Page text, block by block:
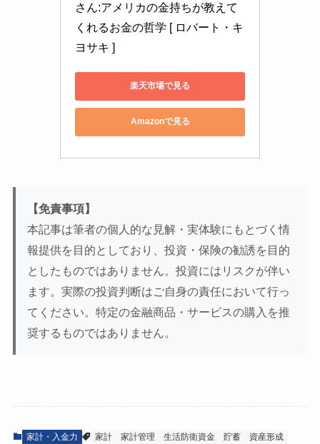
さん:アメリカの金持ちが教えて
くれるお金の哲学 [ ロバート・キ
ヨサキ ]
楽天市場で見る
Amazonで見る
【免責事項】
本記事は筆者の個人的な見解・実体験にもとづく情
報提供を目的としており、投資・保険の勧誘を目的
としたものではありません。投資にはリスクが伴い
ます。実際の投資判断はご自身の責任において行っ
てください。特定の金融商品・サービスの購入を推
奨するものではありません。
家計・入金力 家計 家計管理 生活防衛資金 貯蓄 資産形成